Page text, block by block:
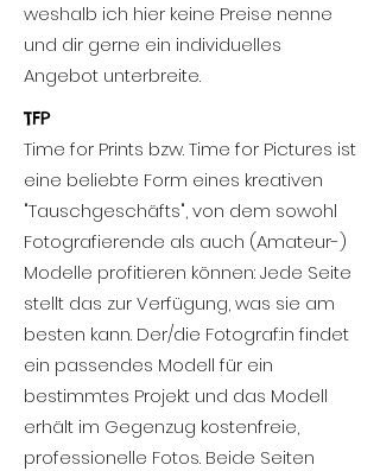
weshalb ich hier keine Preise nenne
und dir gerne ein individuelles
Angebot unterbreite.
TFP
Time for Prints bzw. Time for Pictures ist
eine beliebte Form eines kreativen
"Tauschgeschäfts", von dem sowohl
Fotografierende als auch (Amateur-)
Modelle profitieren können: Jede Seite
stellt das zur Verfügung, was sie am
besten kann. Der/die Fotograf:in findet
ein passendes Modell für ein
bestimmtes Projekt und das Modell
erhält im Gegenzug kostenfreie,
professionelle Fotos. Beide Seiten